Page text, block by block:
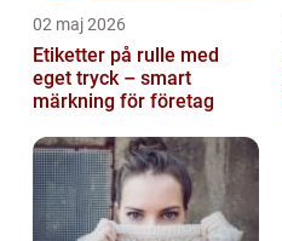
02 maj 2026
Etiketter på rulle med
eget tryck – smart
märkning för företag